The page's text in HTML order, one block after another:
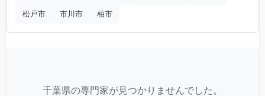
松戸市 市川市 柏市
千葉県の専門家が見つかりませんでした。